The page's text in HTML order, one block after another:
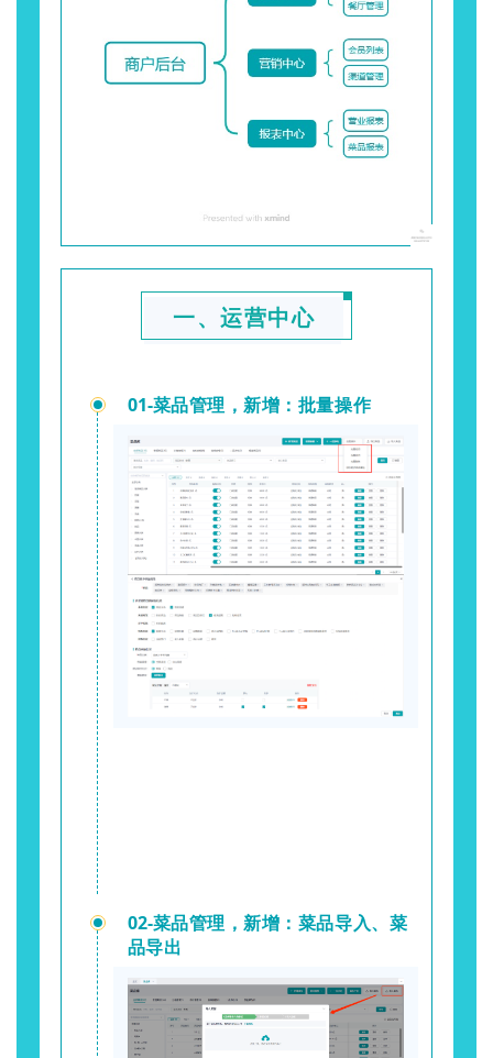
一、运营中心
01-菜品管理，新增：批量操作
02-菜品管理，新增：菜品导入、菜
品导出